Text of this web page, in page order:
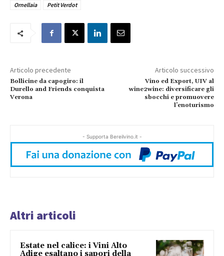
Ornellaia
Petit Verdot
Articolo precedente
Bollicine da capogiro: il
Durello and Friends conquista
Verona
Articolo successivo
Vino ed Export, UIV al
wine2wine: diversificare gli
sbocchi e promuovere
l’enoturismo
- Supporta Bereilvino.it -
Altri articoli
Estate nel calice: i Vini Alto
Adige esaltano i sapori della